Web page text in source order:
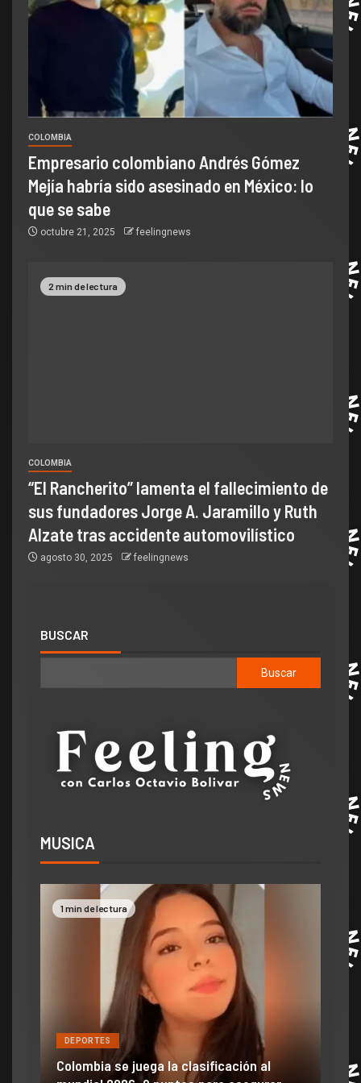
COLOMBIA
Empresario colombiano Andrés Gómez
Mejía habría sido asesinado en México: lo
que se sabe
octubre 21, 2025 feelingnews
2 min de lectura
COLOMBIA
“El Rancherito” lamenta el fallecimiento de
sus fundadores Jorge A. Jaramillo y Ruth
Alzate tras accidente automovilístico
agosto 30, 2025 feelingnews
BUSCAR
Buscar
MUSICA
1 min de lectura
DEPORTES
Colombia se juega la clasificación al